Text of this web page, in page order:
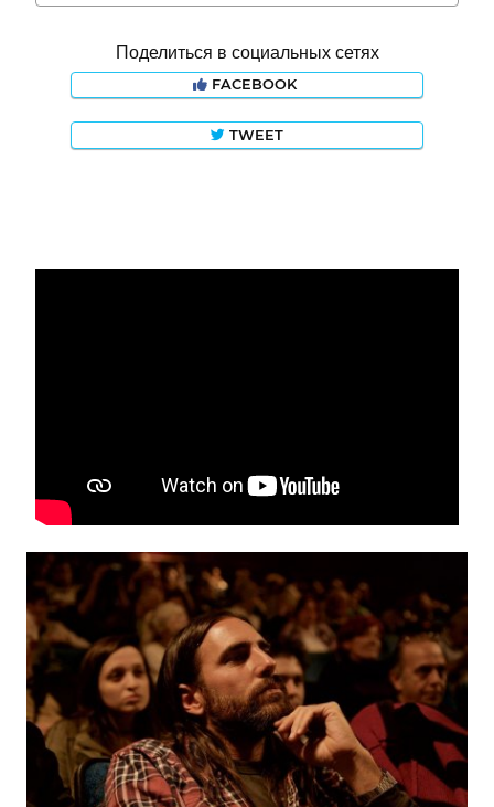
Поделиться в социальных сетях
FACEBOOK
TWEET